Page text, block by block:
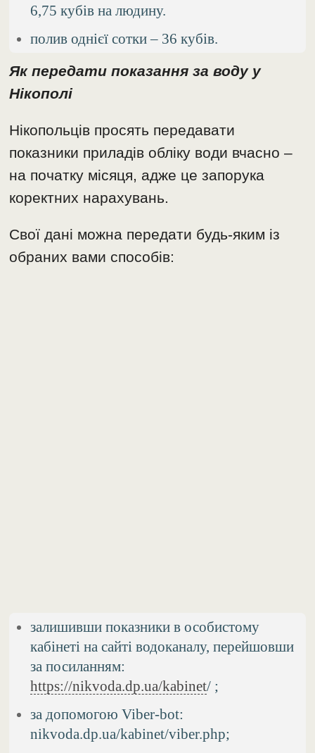
6,75 кубів на людину.
полив однієї сотки – 36 кубів.
Як передати показання за воду у
Нікополі
Нікопольців просять передавати
показники приладів обліку води вчасно –
на початку місяця, адже це запорука
коректних нарахувань.
Свої дані можна передати будь-яким із
обраних вами способів:
залишивши показники в особистому
кабінеті на сайті водоканалу, перейшовши
за посиланням:
https://nikvoda.dp.ua/kabinet/ ;
за допомогою Viber-bot:
nikvoda.dp.ua/kabinet/viber.php;